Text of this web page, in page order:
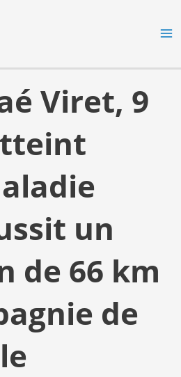
Viret, 9
un
de 66 km
de